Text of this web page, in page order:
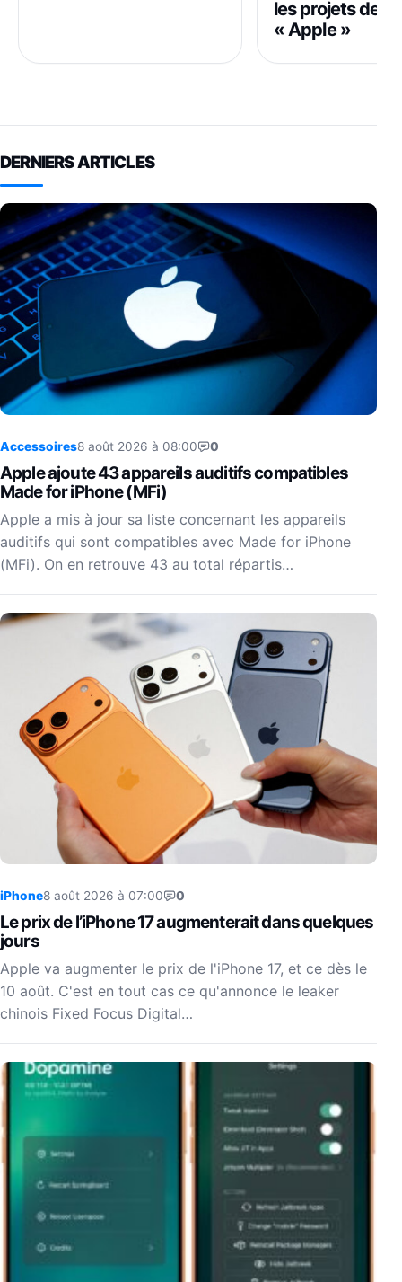
les projets de
« Apple »
DERNIERS ARTICLES
Accessoires8 août 2026 à 08:00 0
Apple ajoute 43 appareils auditifs compatibles
Made for iPhone (MFi)
Apple a mis à jour sa liste concernant les appareils
auditifs qui sont compatibles avec Made for iPhone
(MFi). On en retrouve 43 au total répartis…
iPhone8 août 2026 à 07:00 0
Le prix de l’iPhone 17 augmenterait dans quelques
jours
Apple va augmenter le prix de l'iPhone 17, et ce dès le
10 août. C'est en tout cas ce qu'annonce le leaker
chinois Fixed Focus Digital…